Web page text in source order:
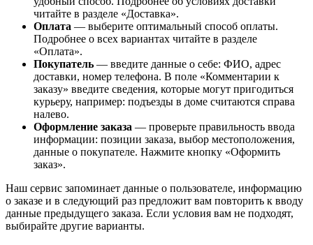
читайте в разделе «Доставка».
Оплата — выберите оптимальный способ оплаты.
Подробнее о всех вариантах читайте в разделе
«Оплата».
Покупатель — введите данные о себе: ФИО, адрес
доставки, номер телефона. В поле «Комментарии к
заказу» введите сведения, которые могут пригодиться
курьеру, например: подъезды в доме считаются справа
налево.
Оформление заказа — проверьте правильность ввода
информации: позиции заказа, выбор местоположения,
данные о покупателе. Нажмите кнопку «Оформить
заказ».
Наш сервис запоминает данные о пользователе, информацию
о заказе и в следующий раз предложит вам повторить к вводу
данные предыдущего заказа. Если условия вам не подходят,
выбирайте другие варианты.